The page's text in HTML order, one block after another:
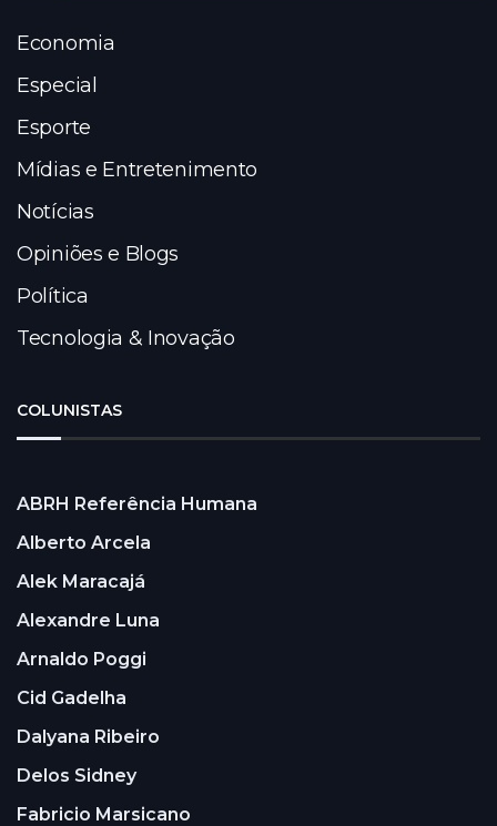
Economia
Especial
Esporte
Mídias e Entretenimento
Notícias
Opiniões e Blogs
Política
Tecnologia & Inovação
COLUNISTAS
ABRH Referência Humana
Alberto Arcela
Alek Maracajá
Alexandre Luna
Arnaldo Poggi
Cid Gadelha
Dalyana Ribeiro
Delos Sidney
Fabricio Marsicano